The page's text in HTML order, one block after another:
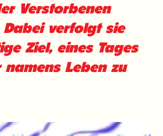
Verstorbenen
Dabei verfolgt sie
Ziel, eines Tages
Leben zu